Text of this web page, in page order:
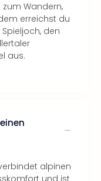
Wandern,
erreichst du
den
aus.
alpinen
und ist